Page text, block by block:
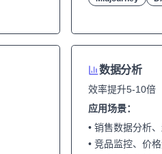
数据分析
效率提升5-10倍
应用场景：
• 销售数据分析
• 竞品监控、价